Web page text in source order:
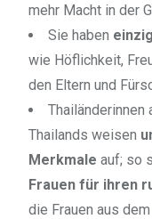
mehr Macht in der
Sie haben
wie Höflichkeit,
den Eltern und
Thailänderinnen
Thailands weisen
Merkmale auf; so
Frauen für ihren
die Frauen aus